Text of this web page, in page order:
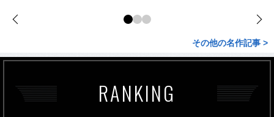
その他の名作記事 >
RANKING